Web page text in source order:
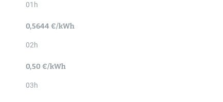
01h
0,5644 €/kWh
02h
0,50 €/kWh
03h